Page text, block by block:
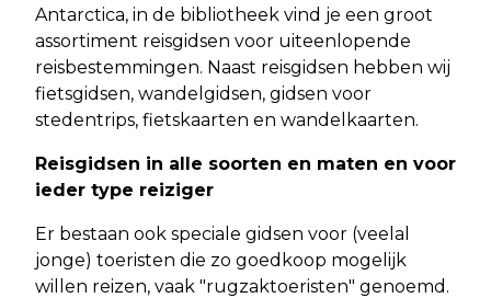
Antarctica, in de bibliotheek vind je een groot
assortiment reisgidsen voor uiteenlopende
reisbestemmingen. Naast reisgidsen hebben wij
fietsgidsen, wandelgidsen, gidsen voor
stedentrips, fietskaarten en wandelkaarten.
Reisgidsen in alle soorten en maten en voor
ieder type reiziger
Er bestaan ook speciale gidsen voor (veelal
jonge) toeristen die zo goedkoop mogelijk
willen reizen, vaak "rugzaktoeristen" genoemd.